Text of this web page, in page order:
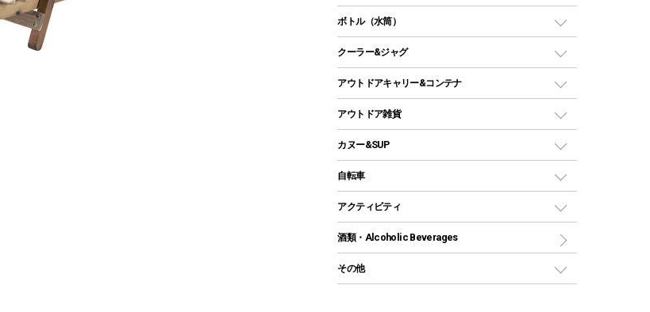
スクエアタープ（レクタタープ）
メッシュタープ
自立式タープ
パラソル
テントアクセサリー
ペグ
グランドシート
ガイドロープ
ツール
LEDライト
ヘッドライト
キャンドル
ガス缶
ガストーチ、ライター
焚き火台タイプ（ロースタイル）グリル
卓上タイプグリル
パーティータイプグリル
鉄板、アミ
焚き火台&ストーブ
火起こし
バーベキューツール
ダッチオーブン
ホットサンドメーカー
クッカーセット
シェラカップ
クッキングツール
ナイフ
カトラリー
ボトル（水筒）
ステンレスボトル
コップ付きタイプ
ワンタッチタイプ
プラスチックボトル
ディズニーボトル
クーラー&ジャグ
クーラーボックス
クーラーバッグ
ウォータージャグ
保冷剤
アウトドアキャリー&コンテナ
アウトドアキャリー
アウトドア雑貨
バックパック&バッグ
リュック、バックパック
トートバッグ、サコッシュ
ショッピングキャリー
その他アウトドア雑貨
カヌー&SUP
インフレータブル
カヤック
パドル
自転車
折りたたみ自転車
スポーツサイクル
シティサイクル
アクティビティ
マリン
ラッシュガード
酒類・Alcoholic Beverages
その他